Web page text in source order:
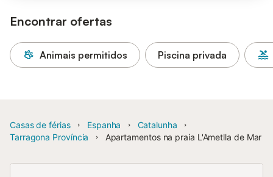
Encontrar ofertas
Animais permitidos Piscina privada
Casas de férias Espanha
Catalunha
Tarragona Província
Apartamentos na praia L'Ametlla de Mar